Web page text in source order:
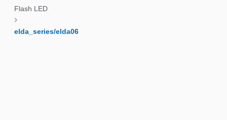
Flash LED
elda_series/elda06